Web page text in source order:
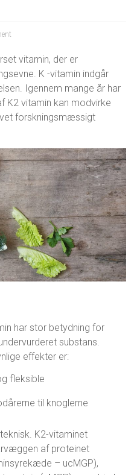
vitamin, der er
K -vitamin indgår
Igennem mange år har
K2 vitamin kan modvirke
forskningsmæssigt
har stor betydning for
substans.
effekter er:
fleksible
til knoglerne
K2-vitaminet
af proteinet
– ucMGP),